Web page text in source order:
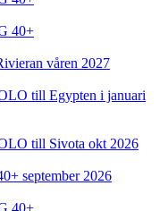
40+
våren 2027
till Egypten i januari
till Sivota okt 2026
september 2026
40+